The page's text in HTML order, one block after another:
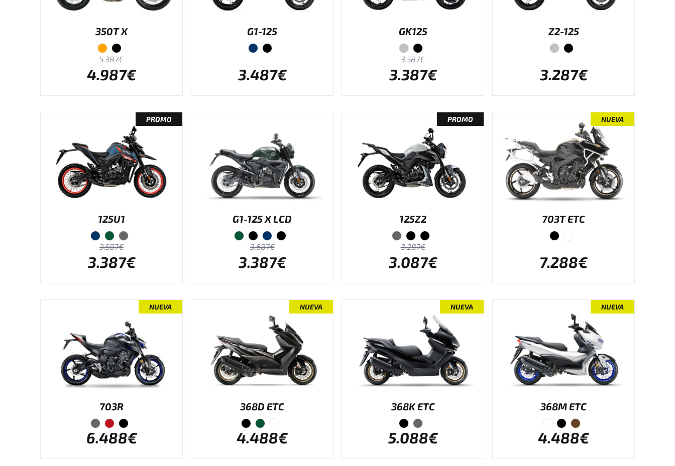
350T X
5.387€
4.987€
G1-125
3.487€
GK125
3.587€
3.387€
Z2-125
3.287€
PROMO
125U1
3.587€
3.387€
G1-125 X LCD
3.687€
3.387€
PROMO
125Z2
3.287€
3.087€
NUEVA
703T ETC
7.288€
NUEVA
703R
6.488€
NUEVA
368D ETC
4.488€
NUEVA
368K ETC
5.088€
NUEVA
368M ETC
4.488€